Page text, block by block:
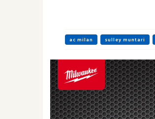
ac milan sulley muntari